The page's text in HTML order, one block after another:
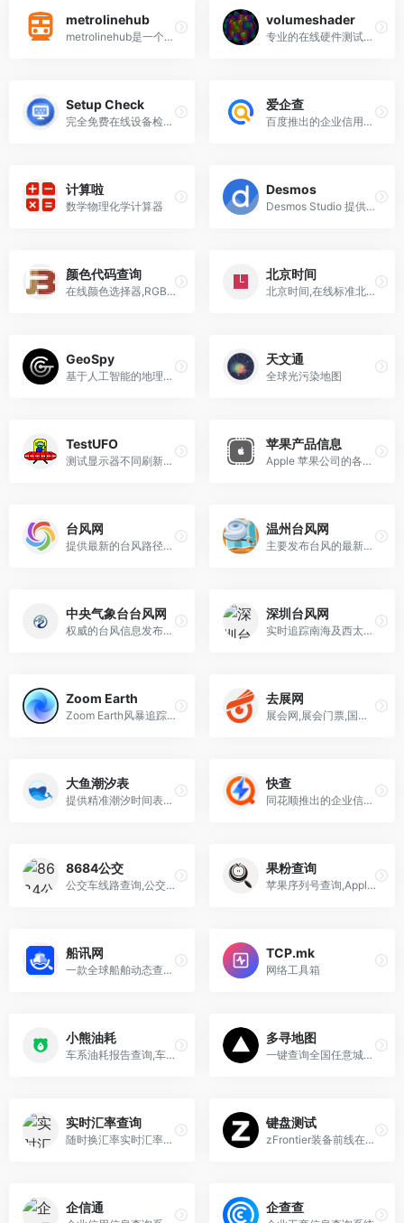
metrolinehub
metrolinehub是一个全球地铁线路信息网站，其主要功能是提供全球各地地铁线路的详细信息，包括线路、站点和换乘信息，并支持交互式地图查看和路线规划。
volumeshader
专业的在线硬件测试平台，提供GPU、屏幕、网络、摄像头、麦克风、扬声器、鼠标、键盘等全方位硬件检测工具。
Setup Check
完全免费在线设备检测工具，无需注册即可使用所有功能。提供的服务包括，网络质量测试，键盘测试，鼠标测试，麦克风测试，摄像头测试，耳机测试。
爱企查
百度推出的企业信用查询工具
计算啦
数学物理化学计算器
Desmos
Desmos Studio 提供全球通用的免费绘图、科学、3D 和几何计算器。
颜色代码查询
在线颜色选择器,RGB颜色查询对照表
北京时间
北京时间,在线标准北京时间校准,北京时间在线校准到毫秒
GeoSpy
基于人工智能的地理定位工具
天文通
全球光污染地图
TestUFO
测试显示器不同刷新频率下的流畅程度
苹果产品信息
Apple 苹果公司的各产品信息
台风网
提供最新的台风路径信息和预警服务
温州台风网
主要发布台风的最新消息、路径、预警信号、防御指南等内容
中央气象台台风网
权威的台风信息发布平台，提供实时的台风信息和预报路径
深圳台风网
实时追踪南海及西太平洋热带气旋活动,并提供热带气旋中长期预报信息、卫星云图、降雨等内容
Zoom Earth
Zoom Earth风暴追踪器，实时天气和卫星图像查看工具
去展网
展会网,展会门票,国际展会,展会信息服务平台
大鱼潮汐表
提供精准潮汐时间表查询服务的网站
快查
同花顺推出的企业信用查询工具
8684公交
公交车线路查询,公交查询,实时公交查询
果粉查询
苹果序列号查询,Apple/iPad/iPhone序列号查询网站
船讯网
一款全球船舶动态查询服务网站
TCP.mk
网络工具箱
小熊油耗
车系油耗报告查询,车系油耗排行榜,油价查询
多寻地图
一键查询全国任意城市的铁路直达地图、任意地点的公交线路辐射地图。周末出游、租房买房必备.
实时汇率查询
随时换汇率实时汇率查询平台为用户提供最新、最准确的外汇牌价信息。无论是美元、欧元、日元等主要货币,还是其他小众货币,都能帮助您随时了解最新汇率动态。
键盘测试
zFrontier装备前线在线键盘测试，键盘测试工具，在线使用，无需下载，快速检测键盘好坏，兼容各种配列机械键盘、客制化键盘、薄膜键盘
企信通 企查查